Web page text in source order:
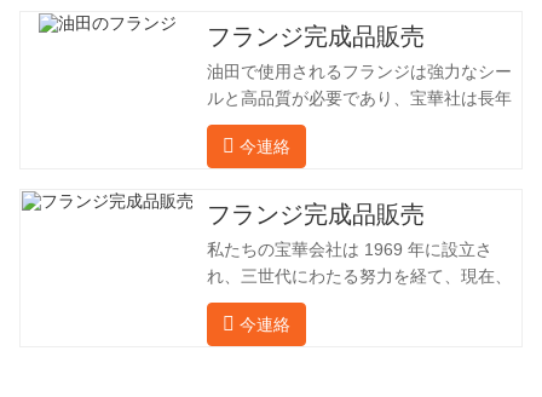
フランジ完成品販売
油田で使用されるフランジは強力なシー
ルと高品質が必要であり、宝華社は長年
油田でフランジを加工し、間接的に外国
（ドイツ、ロシア）に輸出してきまし
社は海外の顧客と直接輸出入し、第三者
手数料を回避して、強力な製品品質と低
価格を確保したいと考えています。以下
の表はこの製品の情報です。以下に当社
の簡単な紹介をさせていただきます。 材
料 4130-75K 硬度 207-237 内径 57.76 外
今連絡
フランジ完成品販売
私たちの宝華会社は 1969 年に設立さ
れ、三世代にわたる努力を経て、現在、
敷地面積は 50,000 平方メートル、建築
面積は 25,000 平方メートルです。従業
今連絡